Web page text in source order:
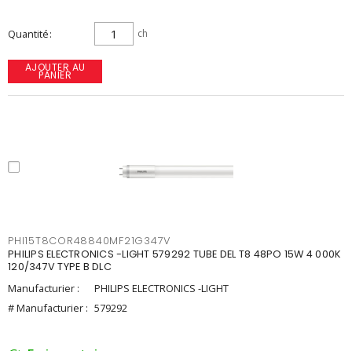
Quantité ch
AJOUTER AU
PANIER
PHI15T8COR48840MF21G347V
PHILIPS ELECTRONICS -LIGHT 579292 TUBE DEL T8 48PO 15W 4 000K
120/347V TYPE B DLC
Manufacturier :
PHILIPS ELECTRONICS -LIGHT
# Manufacturier : 579292